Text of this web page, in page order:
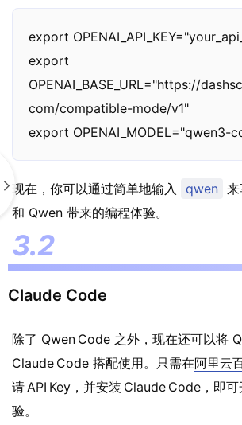
export
export
OPENAI_BASE_URL="https://
com/compatible-mode/v1"
export OPENAI_MODEL="qwen3-
现在，你可以通过简单地输入 qwen
和 Qwen 带来的编程体验。
Claude Code
除了 Qwen Code 之外，现在还可以将
Claude Code 搭配使用。只需在阿里云
请 API Key，并安装 Claude Code，即
验。